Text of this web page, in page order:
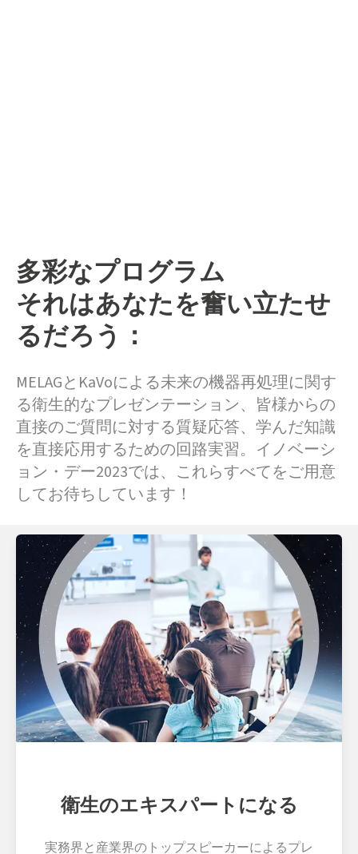
多彩なプログラム
それはあなたを奮い立たせ
るだろう：
MELAGとKaVoによる未来の機器再処理に関す
る衛生的なプレゼンテーション、皆様からの
直接のご質問に対する質疑応答、学んだ知識
を直接応用するための回路実習。イノベーシ
ョン・デー2023では、これらすべてをご用意
してお待ちしています！
衛生のエキスパートになる
実務界と産業界のトップスピーカーによるプレ